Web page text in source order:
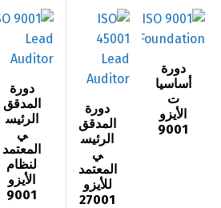
دورة
أساسيا
ت
الأيزو
9001
دورة
المدقق
الرئيس
ي
المعتمد
للأيزو
27001
دورة
المدقق
الرئيس
ي
المعتمد
لنظام
الأيزو
9001